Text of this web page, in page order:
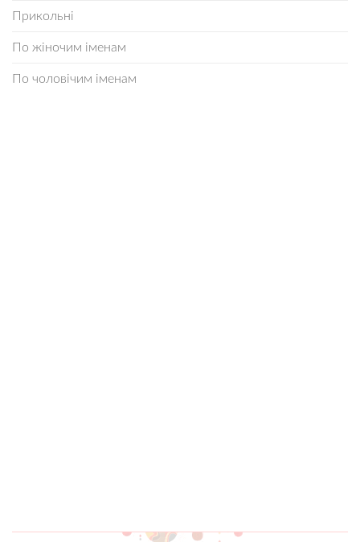
Прикольні
По жіночим іменам
По чоловічим іменам